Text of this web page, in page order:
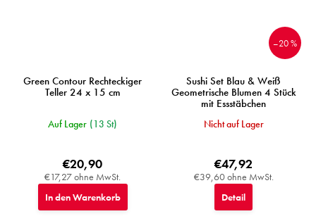
Green Contour Rechteckiger
Teller 24 x 15 cm
Auf Lager (13 St)
€17,27 ohne MwSt.
€20,90
In den Warenkorb
–20 %
Sushi Set Blau & Weiß
Geometrische Blumen 4 Stück
mit Essstäbchen
Nicht auf Lager
€39,60 ohne MwSt.
€47,92
Detail